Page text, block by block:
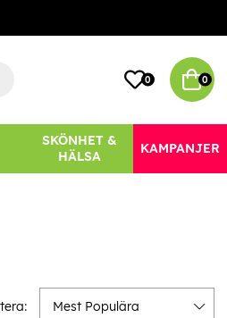
0 0
SKÖNHET &
HÄLSA
KAMPANJER
Mest Populära